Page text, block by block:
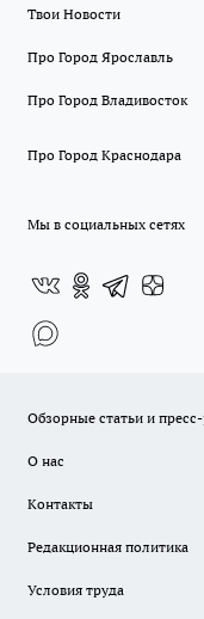
Твои Новости
Про Город Ярославль
Про Город Владивосток
Про Город Краснодара
Мы в социальных сетях
Обзорные статьи и
О нас
Контакты
Редакционная политика
Условия труда